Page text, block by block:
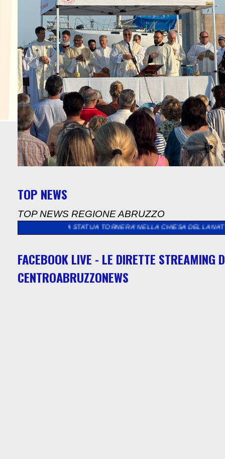
TOP NEWS
TOP NEWS REGIONE ABRUZZO
STATUA TORNERA’ NELLA CHIESA DELLA NATIVITA’ DI
FACEBOOK LIVE - LE DIRETTE STREAMING
CENTROABRUZZONEWS